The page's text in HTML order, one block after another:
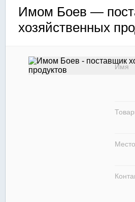
Имом Боев —
хозяйственных
Имя
Место